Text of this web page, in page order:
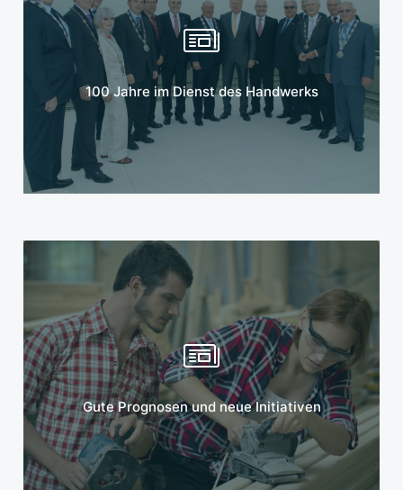
100 Jahre im Dienst des Handwerks
Mehr erfahren
Gute Prognosen und neue Initiativen
Mehr erfahren